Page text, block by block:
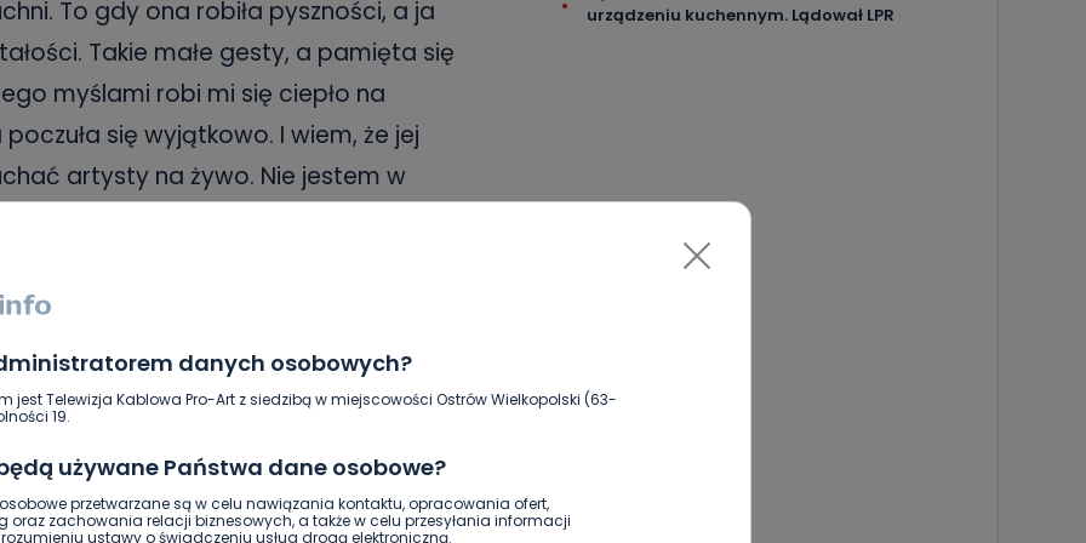
danych osobowych?
jest Telewizja Kablowa Pro-Art z siedzibą w miejscowości Ostrów Wielkopolski (63-
19.
używane Państwa dane osobowe?
przetwarzane są w celu nawiązania kontaktu, opracowania ofert,
oraz zachowania relacji biznesowych, a także w celu przesyłania informacji
ustawy o świadczeniu usług drogą elektroniczną.
To gdy ona robiła pyszności, a ja
Takie małe gesty, a pamięta się
myślami robi mi się ciepło na
się wyjątkowo. I wiem, że jej
artysty na żywo. Nie jestem w
ale mam nadzieję, że uda nam się
Bo radość mamy to najlepsze
życia byłyśmy tylko my dwie — ja i
ona. Przedszkole, spacery, wizyty u
że gdziekolwiek będę, Mama będzie
już będzie zawsze.
urządzeniu kuchennym. Lądował LPR